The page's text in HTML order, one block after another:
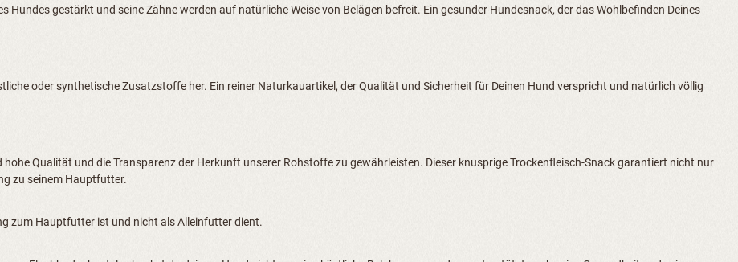
Hundes gestärkt und seine Zähne werden auf natürliche Weise von Belägen befreit. Ein gesunder Hundesnack, der das Wohlbefinden Deines
oder synthetische Zusatzstoffe her. Ein reiner Naturkauartikel, der Qualität und Sicherheit für Deinen Hund verspricht und natürlich völlig
Qualität und die Transparenz der Herkunft unserer Rohstoffe zu gewährleisten. Dieser knusprige Trockenfleisch-Snack garantiert nicht nur
zu seinem Hauptfutter.
zum Hauptfutter ist und nicht als Alleinfutter dient.